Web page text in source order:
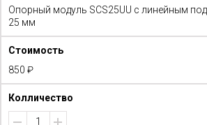
Опорный модуль SCS25UU с линейным
25 мм
850 ₽